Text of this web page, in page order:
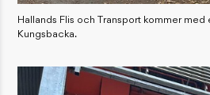
Hallands Flis och Transport kommer med
Kungsbacka.